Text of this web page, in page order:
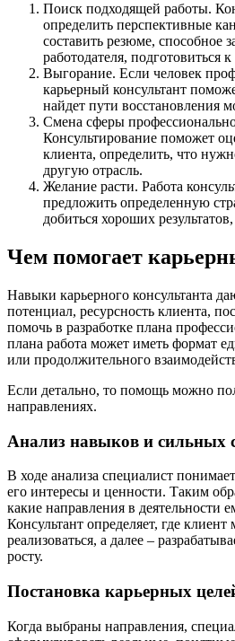
Поиск подходящей работы.
определить перспективные
составить резюме, способное
работодателя, подготовиться
Выгорание. Если человек
карьерный консультант
найдет пути восстановления
Смена сферы
Консультирование поможет
клиента, определить, что
другую отрасль.
Желание расти. Работа
предложить определенную
добиться хороших
Чем помогает
Навыки карьерного консультанта
потенциал, ресурсность клиента,
помочь в разработке плана
плана работа может иметь формат
или продолжительного
Если детально, то помощь можно
направлениях.
Анализ навыков и сильных
В ходе анализа специалист
его интересы и ценности. Таким
какие направления в деятельности
Консультант определяет, где
реализоваться, а далее –
росту.
Постановка карьерных
Когда выбраны направления,